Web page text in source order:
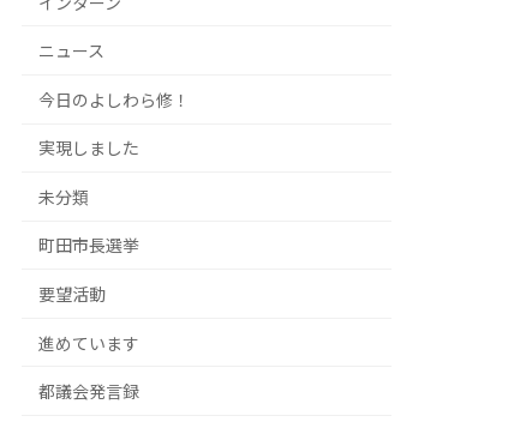
ニュース
今日のよしわら修！
実現しました
未分類
町田市長選挙
要望活動
進めています
都議会発言録